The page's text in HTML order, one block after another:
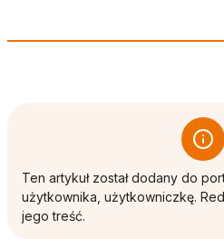
Ten artykuł został dodany do
użytkownika, użytkowniczkę.
jego treść.